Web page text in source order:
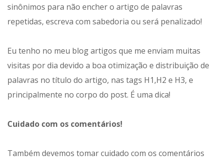
sinônimos para não encher o artigo de palavras
repetidas, escreva com sabedoria ou será penalizado!
Eu tenho no meu blog artigos que me enviam muitas
visitas por dia devido a boa otimização e distribuição de
palavras no título do artigo, nas tags H1,H2 e H3, e
principalmente no corpo do post. É uma dica!
Cuidado com os comentários!
Também devemos tomar cuidado com os comentários